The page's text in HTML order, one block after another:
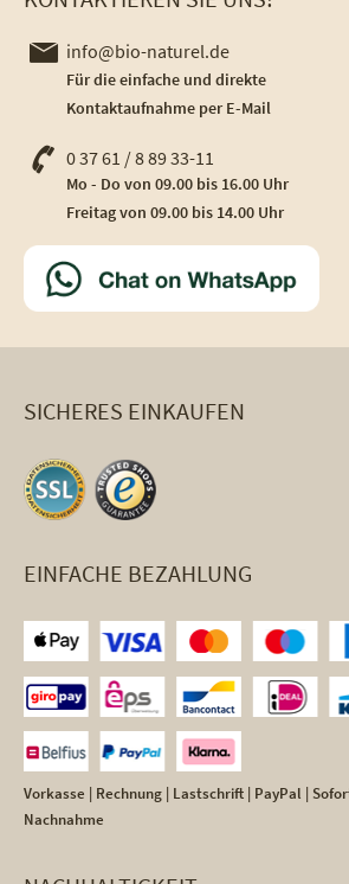
info@bio-naturel.de
Für die einfache und direkte
Kontaktaufnahme per E-Mail
0 37 61 / 8 89 33-11
Mo - Do von 09.00 bis 16.00 Uhr
Freitag von 09.00 bis 14.00 Uhr
SICHERES EINKAUFEN
EINFACHE BEZAHLUNG
Vorkasse | Rechnung | Lastschrift | PayPal |
Nachnahme